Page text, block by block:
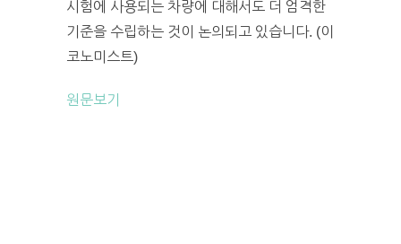
시험에 사용되는 차량에 대해서도 더 엄격한
기준을 수립하는 것이 논의되고 있습니다. (이
코노미스트)
원문보기